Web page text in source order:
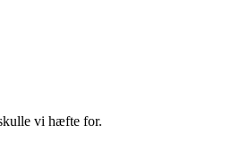
vi hæfte for.